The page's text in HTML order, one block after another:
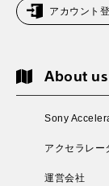
アカウント
About us
Sony
アクセラレー
運営会社